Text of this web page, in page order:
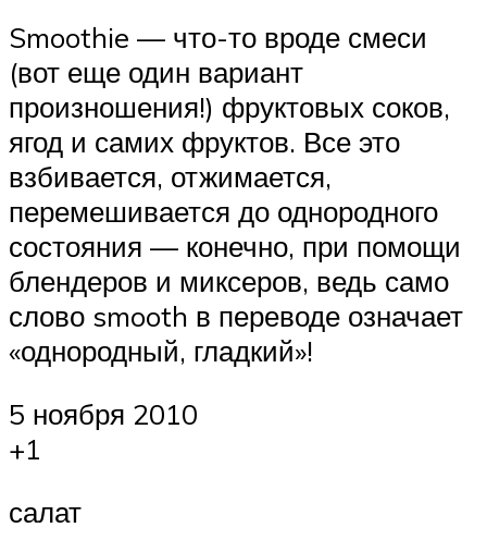
Smoothie — что-то вроде смеси
(вот еще один вариант
произношения!) фруктовых соков,
ягод и самих фруктов. Все это
взбивается, отжимается,
перемешивается до однородного
состояния — конечно, при помощи
блендеров и миксеров, ведь само
слово smooth в переводе означает
«однородный, гладкий»!
5 ноября 2010
+1
салат